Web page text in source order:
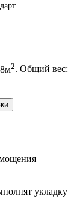
2. Общий вес:
укладку